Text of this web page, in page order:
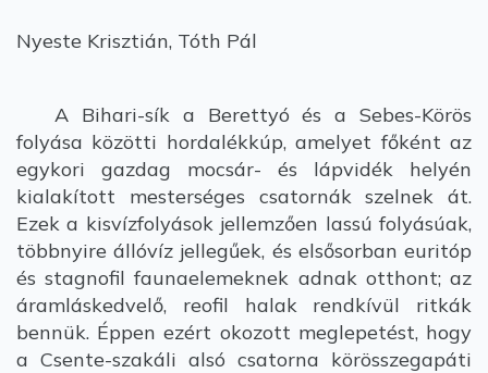
Nyeste Krisztián, Tóth Pál
A Bihari-sík a Berettyó és a Sebes-Körös
folyása közötti hordalékkúp, amelyet főként az
egykori gazdag mocsár- és lápvidék helyén
kialakított mesterséges csatornák szelnek át.
Ezek a kisvízfolyások jellemzően lassú folyásúak,
többnyire állóvíz jellegűek, és elsősorban euritóp
és stagnofil faunaelemeknek adnak otthont; az
áramláskedvelő, reofil halak rendkívül ritkák
bennük. Éppen ezért okozott meglepetést, hogy
a Csente-szakáli alsó csatorna körösszegapáti